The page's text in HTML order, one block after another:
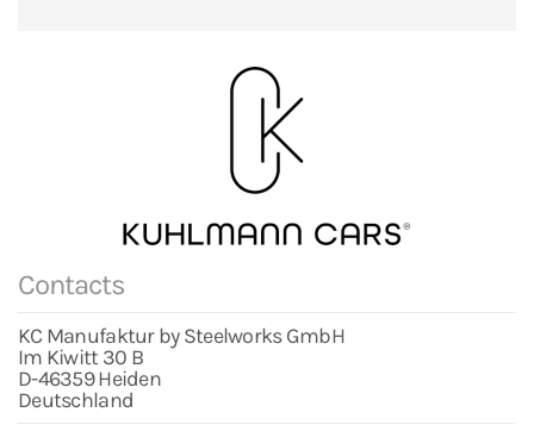
Contacts
KC Manufaktur by Steelworks GmbH
Im Kiwitt 30 B
D-46359 Heiden
Deutschland